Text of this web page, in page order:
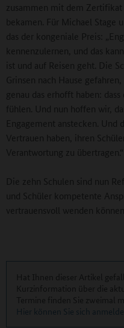
zusammen mit dem
bekamen. Für Michael Stage
das der kongeniale Preis:
kennenzulernen, und das
ist und auf Reisen geht. Die
Grinsen nach Hause
genau das erhofft haben:
fühlen. Und nun hoffen wir,
Engagement anstecken. Und
Vertrauen haben, ihren
Verantwortung zu übertragen.“
Die zehn Schulen sind nun
und Schüler kompetente
vertrauensvoll wenden können.
Hier können Sie sich